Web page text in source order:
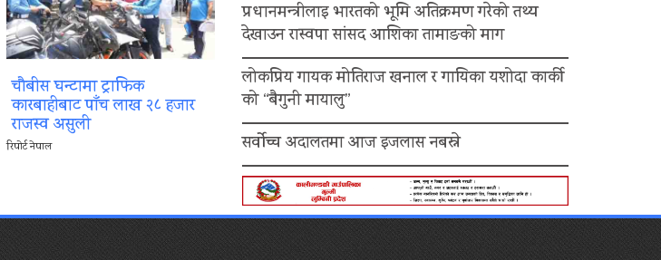
चौबीस घन्टामा ट्राफिक
कारबाहीबाट पाँच लाख २८ हजार
राजस्व असुली
रिपोर्ट नेपाल
प्रधानमन्त्रीलाइ भारतको भूमि अतिक्रमण गरेको तथ्य
देखाउन रास्वपा सांसद आशिका तामाङको माग
लोकप्रिय गायक मोतिराज खनाल र गायिका यशोदा कार्की
को “बैगुनी मायालु”
सर्वोच्च अदालतमा आज इजलास नबस्ने